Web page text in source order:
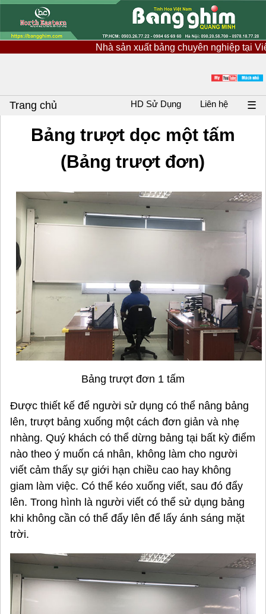
Nhà sản xuất bảng chuyên nghiệp tại Việt
☰
Liên hệ
HD Sử Dụng
Trang chủ
Bảng trượt dọc một tấm
(Bảng trượt đơn)
Bảng trượt đơn 1 tấm
Được thiết kế để người sử dụng có thể nâng bảng
lên, trượt bảng xuống một cách đơn giản và nhẹ
nhàng. Quý khách có thể dừng bảng tại bất kỳ điểm
nào theo ý muốn cá nhân, không làm cho người
viết cảm thấy sự giới hạn chiều cao hay không
giam làm việc. Có thể kéo xuống viết, sau đó đẩy
lên. Trong hình là người viết có thể sử dụng bảng
khi không cần có thể đẩy lên để lấy ánh sáng mặt
trời.